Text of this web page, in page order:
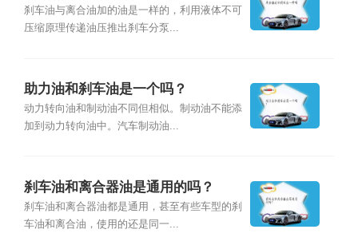
刹车油与离合油加的油是一样的，利用液体不可
压缩原理传递油压推出刹车分泵...
助力油和刹车油是一个吗？
动力转向油和制动油不同但相似。制动油不能添
加到动力转向油中。汽车制动油...
刹车油和离合器油是通用的吗？
刹车油和离合器油都是通用，甚至有些车型的刹
车油和离合油，使用的还是同一...